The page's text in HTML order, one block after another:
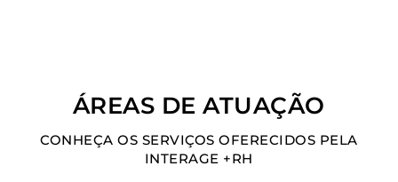
ÁREAS DE ATUAÇÃO
CONHEÇA OS SERVIÇOS OFERECIDOS PELA
INTERAGE +RH